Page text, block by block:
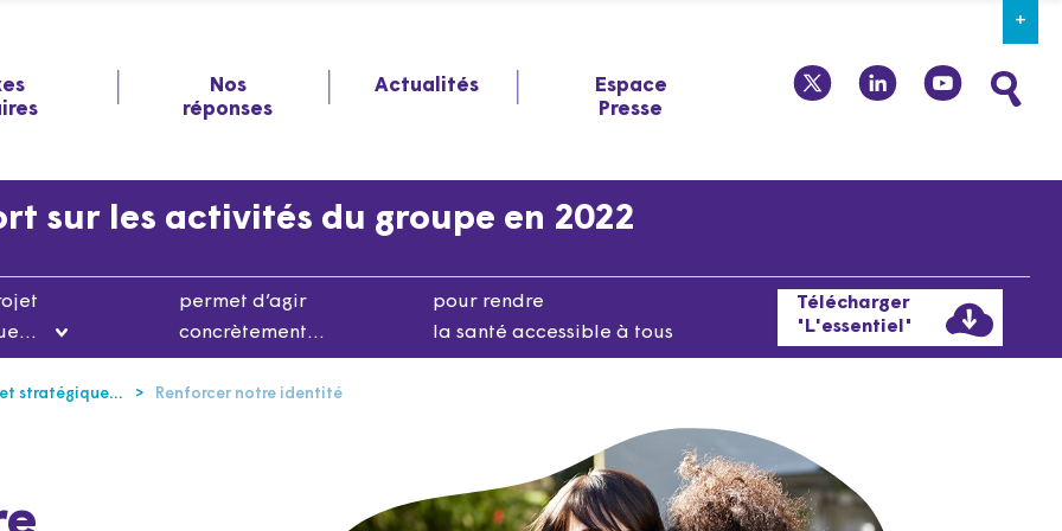
Nos
réponses
Actualités
Espace
Presse
twitter linkedin youtube
sur les activités du groupe en 2022
permet d’agir
concrètement…
pour rendre
la santé accessible à tous
Télécharger
"L'essentiel"
stratégique… Renforcer notre identité
+